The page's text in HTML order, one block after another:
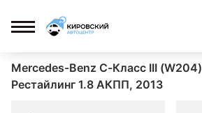
Mercedes-Benz C-Класс III (W204)
Рестайлинг 1.8 АКПП, 2013